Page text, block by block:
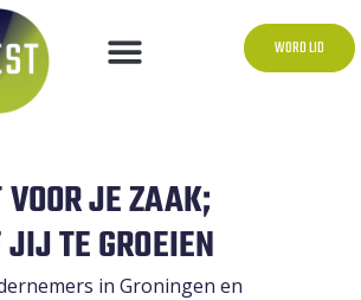
WORD LID
VOOR JE ZAAK;
JIJ TE GROEIEN
in Groningen en